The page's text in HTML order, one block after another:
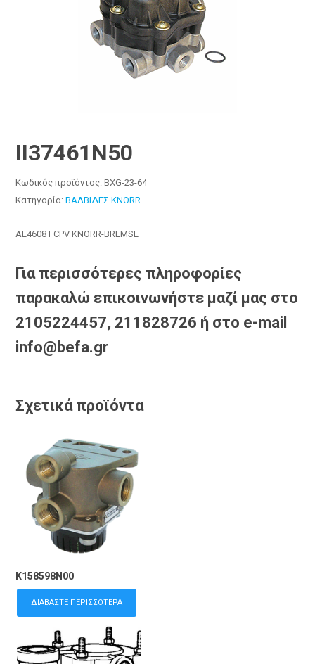
II37461N50
Κωδικός προϊόντος:BXG-23-64
Κατηγορία:ΒΑΛΒΙΔΕΣ KNORR
AE4608 FCPV KNORR-BREMSE
Για περισσότερες πληροφορίες
παρακαλώ επικοινωνήστε μαζί μας στο
2105224457, 211828726 ή στο e-mail
info@befa.gr
Σχετικά προϊόντα
K158598N00
ΔΙΑΒΆΣΤΕ ΠΕΡΙΣΣΌΤΕΡΑ